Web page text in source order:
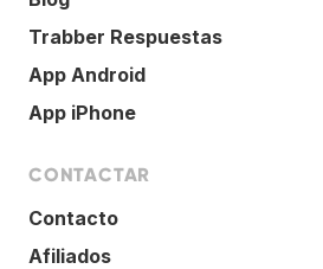
Trabber Respuestas
App Android
App iPhone
CONTACTAR
Contacto
Afiliados